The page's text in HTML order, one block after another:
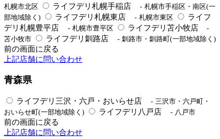
札幌市北区
ライフデリ札幌手稲店
- 札幌市手稲区・南区(一
部地域除く)
ライフデリ札幌東店 - 札幌市東区
ライフ
デリ札幌豊平店
- 札幌市豊平区 ライフデリ苫小牧店
-
苫小牧市
ライフデリ釧路店 - 釧路市・釧路町(一部地域除く)
前の画面に戻る
上記店舗に問い合わせ
青森県
ライフデリ三沢・六戸・おいらせ店
- 三沢市・六戸町・
おいらせ町(一部地域除く)
ライフデリ八戸店 - 八戸市
前の画面に戻る
上記店舗に問い合わせ